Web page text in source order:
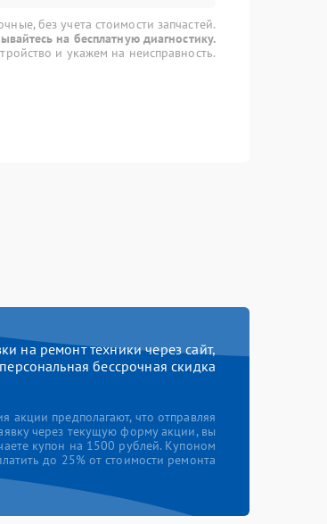
без учета стоимости запчастей.
на бесплатную диагностику.
и укажем на неисправность.
на ремонт техники через сайт,
бессрочная скидка
акции предполагают, что отправляя
через текущую форму акции, вы
купон на 1500 рублей. Купоном
до 25% от стоимости ремонта